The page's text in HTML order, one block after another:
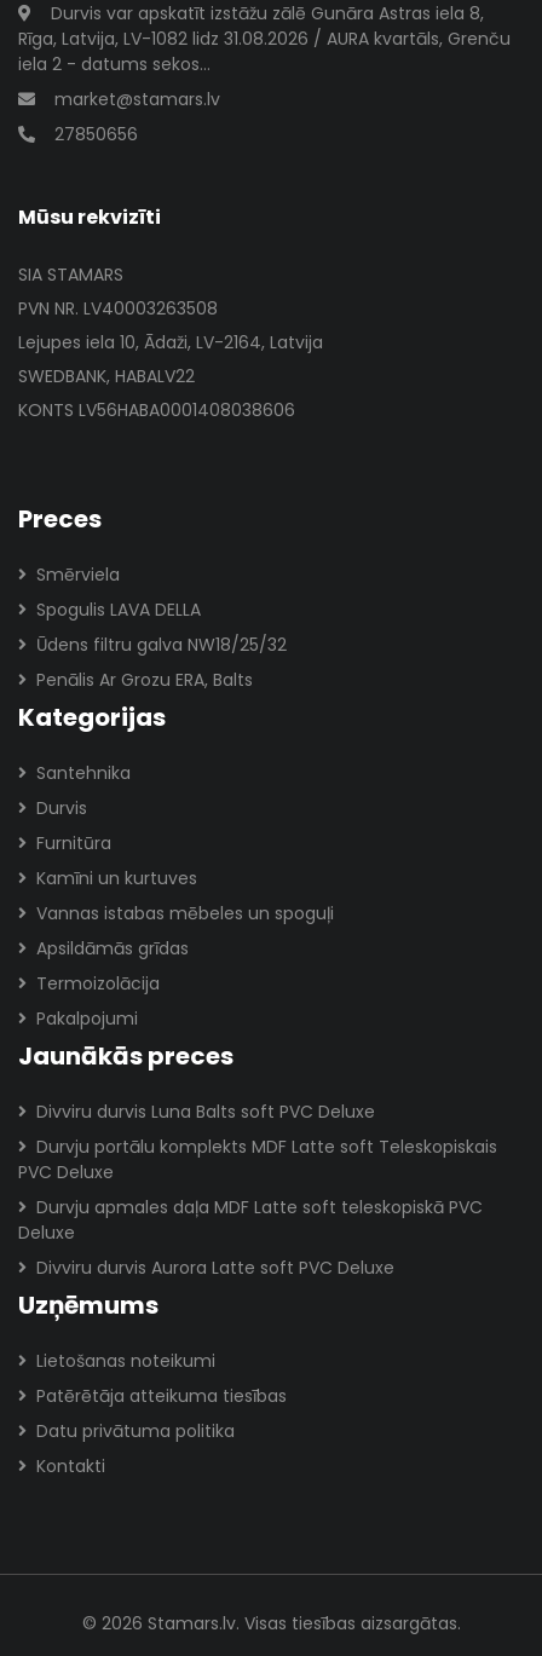
Durvis var apskatīt izstāžu zālē Gunāra Astras iela 8,
Rīga, Latvija, LV-1082 lidz 31.08.2026 / AURA kvartāls, Grenču
iela 2 - datums sekos...
market@stamars.lv
27850656
Mūsu rekvizīti
SIA STAMARS
PVN NR. LV40003263508
Lejupes iela 10, Ādaži, LV-2164, Latvija
SWEDBANK, HABALV22
KONTS LV56HABA0001408038606
Preces
Smērviela
Spogulis LAVA DELLA
Ūdens filtru galva NW18/25/32
Penālis Ar Grozu ERA, Balts
Kategorijas
Santehnika
Durvis
Furnitūra
Kamīni un kurtuves
Vannas istabas mēbeles un spoguļi
Apsildāmās grīdas
Termoizolācija
Pakalpojumi
Jaunākās preces
Divviru durvis Luna Balts soft PVC Deluxe
Durvju portālu komplekts MDF Latte soft Teleskopiskais
PVC Deluxe
Durvju apmales daļa MDF Latte soft teleskopiskā PVC
Deluxe
Divviru durvis Aurora Latte soft PVC Deluxe
Uzņēmums
Lietošanas noteikumi
Patērētāja atteikuma tiesības
Datu privātuma politika
Kontakti
© 2026 Stamars.lv. Visas tiesības aizsargātas.